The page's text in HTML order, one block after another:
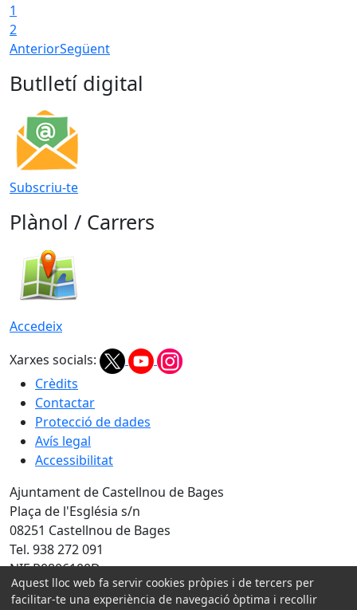
1
2
AnteriorSegüent
Butlletí digital
Subscriu-te
Plànol / Carrers
Accedeix
Xarxes socials:
Crèdits
Contactar
Protecció de dades
Avís legal
Accessibilitat
Ajuntament de Castellnou de Bages
Plaça de l'Església s/n
08251 Castellnou de Bages
Tel. 938 272 091
NIF P0806100D
Amb la col·laboració de:
Aquest lloc web fa servir cookies pròpies i de tercers per
facilitar-te una experiència de navegació òptima i recollir